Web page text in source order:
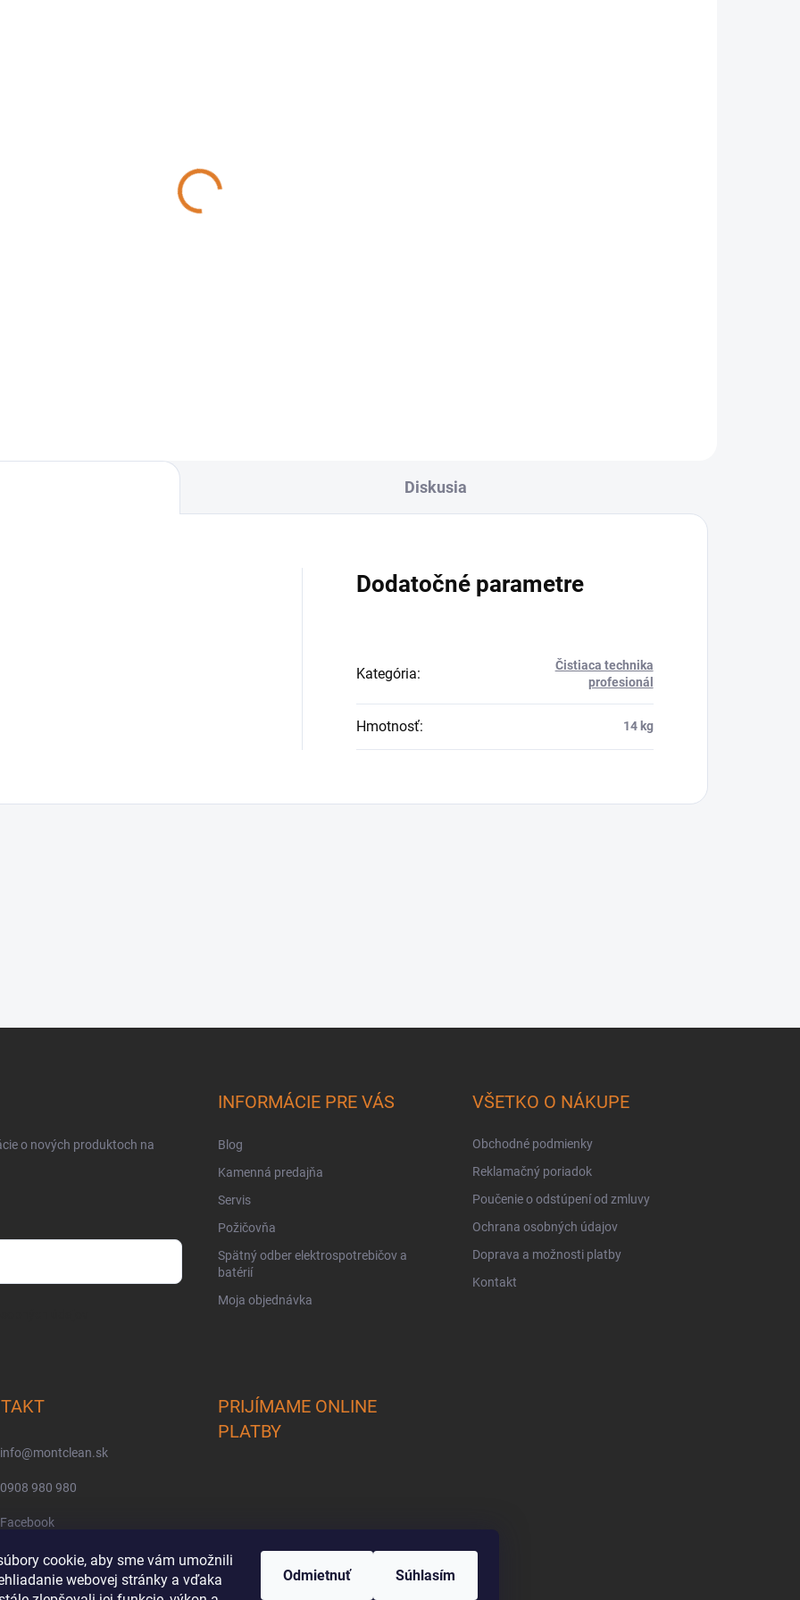
cookie, aby sme vám umožnili
webovej stránky a vďaka
Odmietnuť Súhlasím
Diskusia
Dodatočné parametre
Kategória:
Čistiaca technika
profesionál
Hmotnosť: 14 kg
o nových produktoch na
INFORMÁCIE PRE VÁS
Blog
Kamenná predajňa
Servis
Požičovňa
Spätný odber elektrospotrebičov a
batérií
Moja objednávka
VŠETKO O NÁKUPE
Obchodné podmienky
Reklamačný poriadok
Poučenie o odstúpení od zmluvy
Ochrana osobných údajov
Doprava a možnosti platby
Kontakt
info@montclean.sk
0908 980 980
Facebook
montclean/
PRIJÍMAME ONLINE
PLATBY